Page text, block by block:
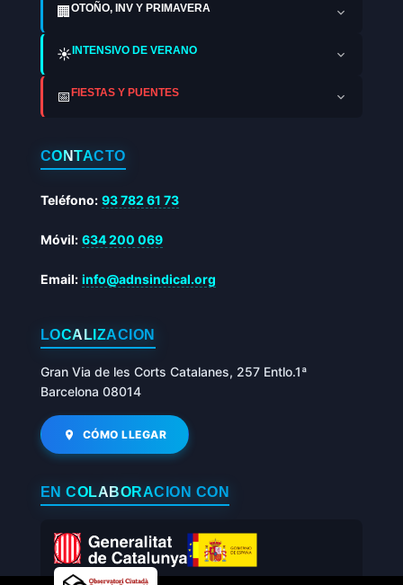
🏢 OTOÑO, INV Y PRIMAVERA
☀️INTENSIVO DE VERANO
📅FIESTAS Y PUENTES
CONTACTO
Teléfono: 93 782 61 73
Móvil: 634 200 069
Email: info@adnsindical.org
LOCALIZACIÓN
Gran Via de les Corts Catalanes, 257 Entlo.1ª
Barcelona 08014
CÓMO LLEGAR
EN COLABORACIÓN CON